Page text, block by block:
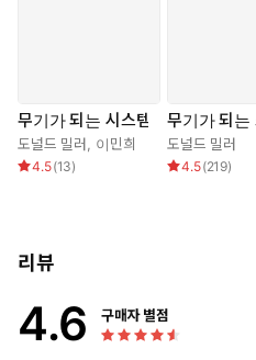
무기가 되는 시스템
도널드 밀러, 이민희
4.5(13)
무기가 되는
도널드 밀러
4.5(219)
리뷰
4.6 구매자 별점